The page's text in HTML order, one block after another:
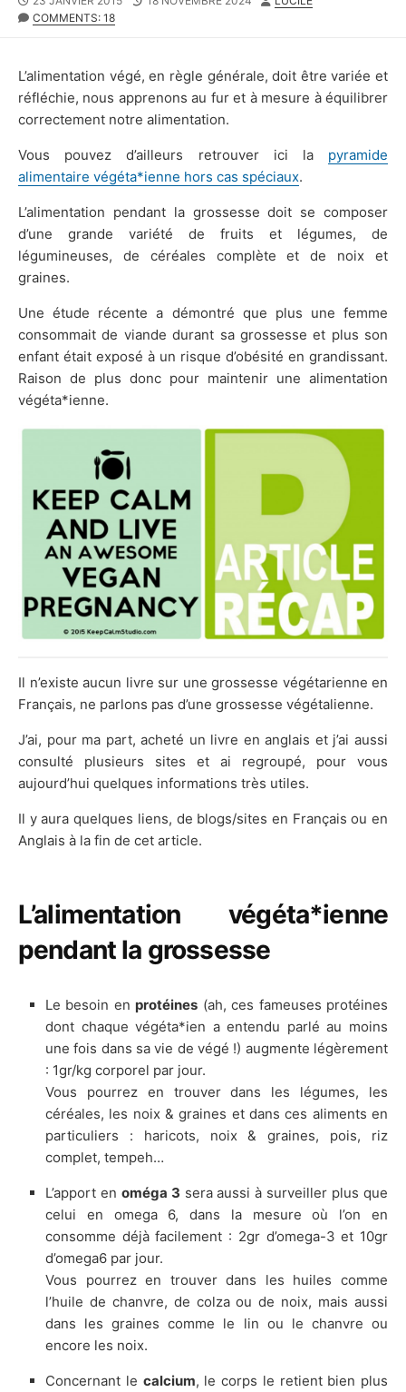
DATE
COMMENTS: 18
L’alimentation végé, en règle générale, doit être variée et
réfléchie, nous apprenons au fur et à mesure à équilibrer
correctement notre alimentation.
Vous pouvez d’ailleurs retrouver ici la pyramide
alimentaire végéta*ienne hors cas spéciaux.
L’alimentation pendant la grossesse doit se composer
d’une grande variété de fruits et légumes, de
légumineuses, de céréales complète et de noix et
graines.
Une étude récente a démontré que plus une femme
consommait de viande durant sa grossesse et plus son
enfant était exposé à un risque d’obésité en grandissant.
Raison de plus donc pour maintenir une alimentation
végéta*ienne.
Il n’existe aucun livre sur une grossesse végétarienne en
Français, ne parlons pas d’une grossesse végétalienne.
J’ai, pour ma part, acheté un livre en anglais et j’ai aussi
consulté plusieurs sites et ai regroupé, pour vous
aujourd’hui quelques informations très utiles.
Il y aura quelques liens, de blogs/sites en Français ou en
Anglais à la fin de cet article.
L’alimentation végéta*ienne
pendant la grossesse
Le besoin en protéines (ah, ces fameuses protéines
dont chaque végéta*ien a entendu parlé au moins
une fois dans sa vie de végé !) augmente légèrement
: 1gr/kg corporel par jour.
Vous pourrez en trouver dans les légumes, les
céréales, les noix & graines et dans ces aliments en
particuliers : haricots, noix & graines, pois, riz
complet, tempeh…
L’apport en oméga 3 sera aussi à surveiller plus que
celui en omega 6, dans la mesure où l’on en
consomme déjà facilement : 2gr d’omega-3 et 10gr
d’omega6 par jour.
Vous pourrez en trouver dans les huiles comme
l’huile de chanvre, de colza ou de noix, mais aussi
dans les graines comme le lin ou le chanvre ou
encore les noix.
Concernant le calcium, le corps le retient bien plus